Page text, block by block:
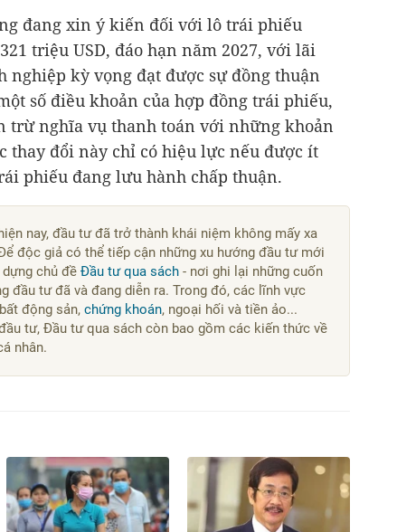
đang xin ý kiến đối với lô trái phiếu
321 triệu USD, đáo hạn năm 2027, với lãi
nghiệp kỳ vọng đạt được sự đồng thuận
số điều khoản của hợp đồng trái phiếu,
trừ nghĩa vụ thanh toán với những khoản
thay đổi này chỉ có hiệu lực nếu được ít
phiếu đang lưu hành chấp thuận.
nay, đầu tư đã trở thành khái niệm không mấy xa
độc giả có thể tiếp cận những xu hướng đầu tư mới
dựng chủ đề Đầu tư qua sách - nơi ghi lại những cuốn
đầu tư đã và đang diễn ra. Trong đó, các lĩnh vực
động sản, chứng khoán, ngoại hối và tiền ảo...
tư, Đầu tư qua sách còn bao gồm các kiến thức về
nhân.